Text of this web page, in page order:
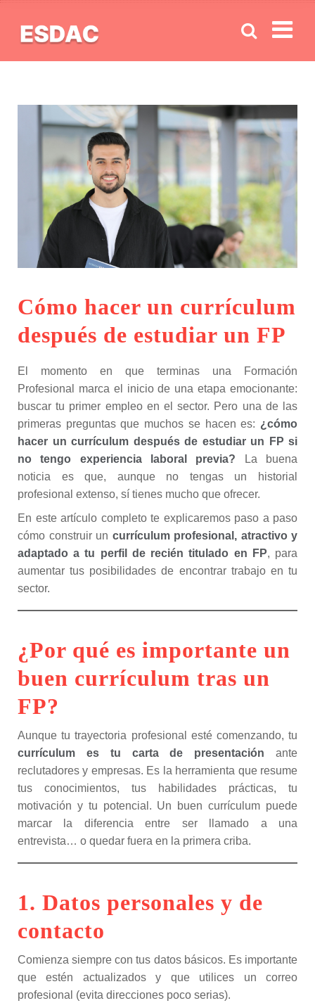
Cómo hacer un currículum
después de estudiar un FP
El momento en que terminas una Formación
Profesional marca el inicio de una etapa emocionante:
buscar tu primer empleo en el sector. Pero una de las
primeras preguntas que muchos se hacen es: ¿cómo
hacer un currículum después de estudiar un FP si
no tengo experiencia laboral previa? La buena
noticia es que, aunque no tengas un historial
profesional extenso, sí tienes mucho que ofrecer.
En este artículo completo te explicaremos paso a paso
cómo construir un currículum profesional, atractivo y
adaptado a tu perfil de recién titulado en FP, para
aumentar tus posibilidades de encontrar trabajo en tu
sector.
¿Por qué es importante un
buen currículum tras un
FP?
Aunque tu trayectoria profesional esté comenzando, tu
currículum es tu carta de presentación ante
reclutadores y empresas. Es la herramienta que resume
tus conocimientos, tus habilidades prácticas, tu
motivación y tu potencial. Un buen currículum puede
marcar la diferencia entre ser llamado a una
entrevista… o quedar fuera en la primera criba.
1. Datos personales y de
contacto
Comienza siempre con tus datos básicos. Es importante
que estén actualizados y que utilices un correo
profesional (evita direcciones poco serias).